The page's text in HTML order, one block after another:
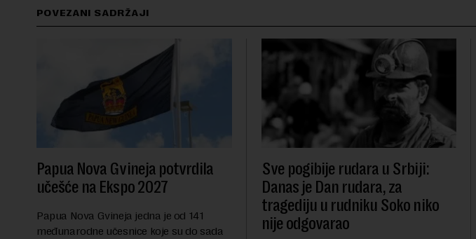
POVEZANI SADRŽAJI
Papua Nova Gvineja potvrdila
učešće na Ekspo 2027
Papua Nova Gvineja jedna je od 141
međunarodne učesnice koje su do sada
Sve pogibije rudara u Srbiji:
Danas je Dan rudara, za
tragediju u rudniku Soko niko
nije odgovarao